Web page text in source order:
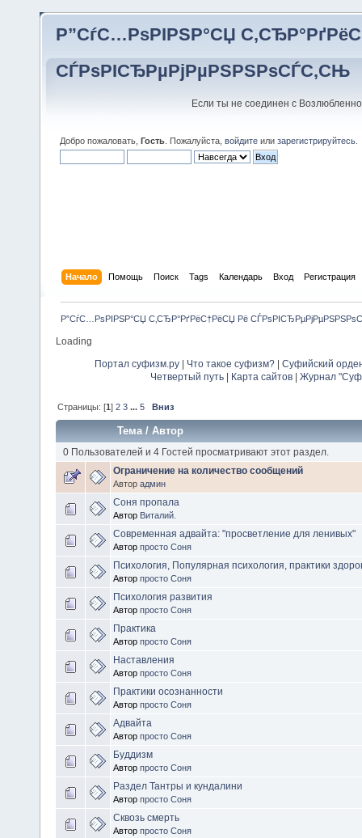
Р”СѓС…РѕРІРЅР°СЏ
СЃРѕРІСЂРµРјРµРЅРЅРѕСЃС‚СЊ
Если ты не соединен с
Добро пожаловать, Гость . Пожалуйста, войдите или зарегистрируйтесь
Начало Помощь Поиск Tags Календарь Вход Регистрация
Р”СѓС…РѕРІРЅР°СЏ С‚СЂР°РґРёС†РёСЏ Рё
Loading
Портал суфизм.ру Что такое суфизм?
Суфийский
Четвертый путь| Карта сайтов| Журнал
Страницы: [1]2 3 ...5 Вниз
Тема/Автор
0 Пользователей и 4 Гостей просматривают этот раздел.
Ограничение на количество сообщений
Автор админ
Соня пропала
Автор Виталий.
Современная адвайта: "просветление для ленивых"
Автор просто Соня
Психология, Популярная психология, практики
Автор просто Соня
Психология развития
Автор просто Соня
Практика
Автор просто Соня
Наставления
Автор просто Соня
Практики осознанности
Автор просто Соня
Адвайта
Автор просто Соня
Буддизм
Автор просто Соня
Раздел Тантры и кундалини
Автор просто Соня
Сквозь смерть
Автор просто Соня